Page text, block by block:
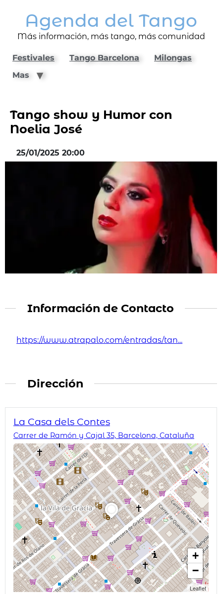
Agenda del Tango
Más información, más tango, más comunidad
Festivales Tango Barcelona
Milongas
Mas
Tango show y Humor con
Noelia José
25/01/2025 20:00
Información de Contacto
https://www.atrapalo.com/entradas/tan...
Dirección
La Casa dels Contes
Carrer de Ramón y Cajal 35, Barcelona, Cataluña
+
−
Leaflet